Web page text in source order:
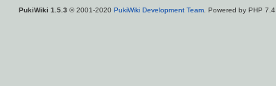
PukiWiki 1.5.3 © 2001-2020 PukiWiki Development Team. Powered by PHP